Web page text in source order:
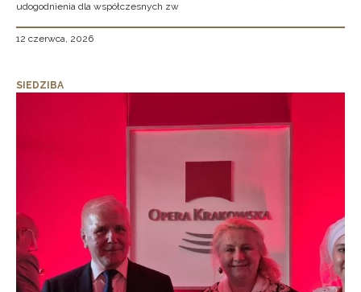
udogodnienia dla współczesnych zw
12 czerwca, 2026
SIEDZIBA